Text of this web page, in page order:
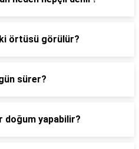
örtüsü görülür?
sürer?
doğum yapabilir?